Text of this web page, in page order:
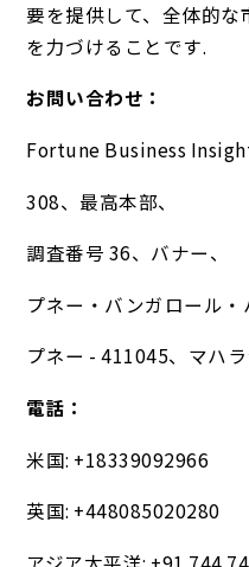
要を提供して、全体的
を力づけることです.
お問い合わせ：
Fortune Business
308、最高本部、
調査番号 36、バナー、
プネー・バンガロール・
プネー - 411045、マハ
電話：
米国: +18339092966
英国: +448085020280